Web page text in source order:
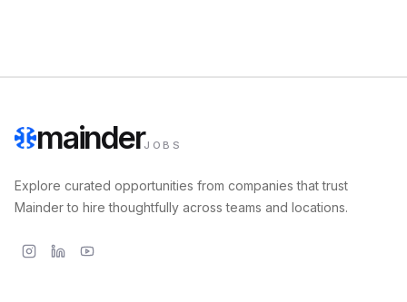
mainderJOBS
Explore curated opportunities from companies that trust
Mainder to hire thoughtfully across teams and locations.